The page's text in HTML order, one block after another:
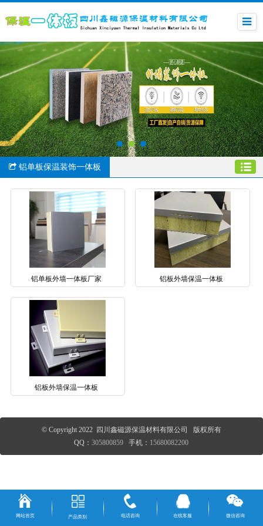
铝单板保温装饰一体板
铝单板外墙一体板厂家 铝板外墙保温一体板
铝板外墙保温一体板
© Copyright 2022 四川鑫磁源保温材料有限公司 版权所有
QQ：305800859 手机： 15680082200
网站首页 产品类别 电话咨询 在线客服 微信咨询